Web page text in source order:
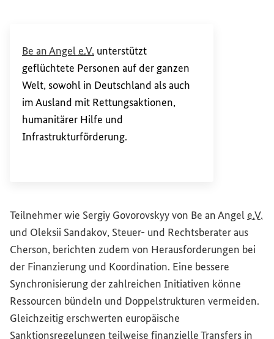
Be an Angel e.V. (Externer Link)
unterstützt
geflüchtete Personen auf der ganzen
Welt, sowohl in Deutschland als auch
im Ausland mit Rettungsaktionen,
humanitärer Hilfe und
Infrastrukturförderung.
Teilnehmer wie Sergiy Govorovskyy von Be an Angel e.V.
und Oleksii Sandakov, Steuer- und Rechtsberater aus
Cherson, berichten zudem von Herausforderungen bei
der Finanzierung und Koordination. Eine bessere
Synchronisierung der zahlreichen Initiativen könne
Ressourcen bündeln und Doppelstrukturen vermeiden.
Gleichzeitig erschwerten europäische
Sanktionsregelungen teilweise finanzielle Transfers in